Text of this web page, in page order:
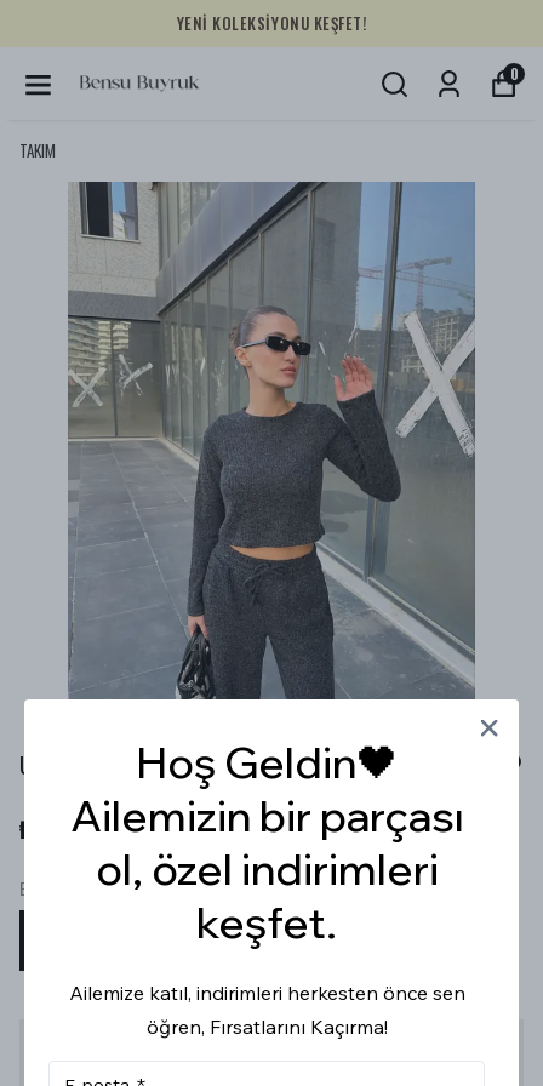
YENİ KOLEKSİYONU KEŞFET!
0
TAKIM
UZUN KOLLU ANTRASİT TAKIM
₺ 799.99
Beden
Stoğa Gelince Haber Ver
Hoş Geldin🖤
Ailemizin bir parçası
ol, özel indirimleri
keşfet.
Ailemize katıl, indirimleri herkesten önce sen
öğren, Fırsatlarını Kaçırma!